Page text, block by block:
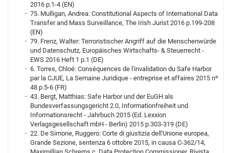
2016 p.1-4 (EN)
75. Mulligan, Andrea: Constitutional Aspects of International Data
Transfer and Mass Surveillance, The Irish Jurist 2016 p.199-208
(EN)
79. Frenz, Walter: Terroristischer Angriff auf die Menschenwürde
und Datenschutz, Europäisches Wirtschafts- & Steuerrecht -
EWS 2016 Heft 1 p.1 (DE)
6. Torres, Chloé: Conséquences de l'invalidation du Safe Harbor
par la CJUE, La Semaine Juridique - entreprise et affaires 2015 nº
48 p.5-6 (FR)
43. Bergt, Matthias: Safe Harbor und der EuGH als
Bundesverfassungsgericht 2.0, Informationfreiheit und
Informationsrecht - Jahrbuch 2015 (Ed. Lexxion
Verlagsgesellschaft mbH - Berlin) 2015 p.303-319 (DE)
22. De Simone, Ruggero: Corte di giustizia dell'Unione europea,
Grande Sezione, sentenza 6 ottobre 2015, in causa C-362/14,